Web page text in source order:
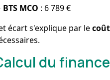
BTS MCO : 6 789 €
écart s'explique par le
du